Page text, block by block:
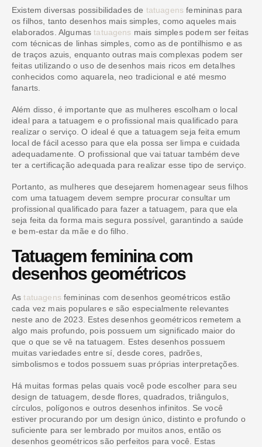
Existem diversas possibilidades de tatuagens femininas para
os filhos, tanto desenhos mais simples, como aqueles mais
elaborados. Algumastatuagens mais simples podem ser feitas
com técnicas de linhas simples, como as de pontilhismo e as
de traços azuis, enquanto outras mais complexas podem ser
feitas utilizando o uso de desenhos mais ricos em detalhes
conhecidos como aquarela, neo tradicional e até mesmo
fanarts.
Além disso, é importante que as mulheres escolham o local
ideal para a tatuagem e o profissional mais qualificado para
realizar o serviço. O ideal é que a tatuagem seja feita emum
local de fácil acesso para que ela possa ser limpa e cuidada
adequadamente. O profissional que vai tatuar também deve
ter a certificação adequada para realizar esse tipo de serviço.
Portanto, as mulheres que desejarem homenagear seus filhos
com uma tatuagem devem sempre procurar consultar um
profissional qualificado para fazer a tatuagem, para que ela
seja feita da forma mais segura possível, garantindo a saúde
e bem-estar da mãe e do filho.
Tatuagem feminina com
desenhos geométricos
Astatuagens femininas com desenhos geométricos estão
cada vez mais populares e são especialmente relevantes
neste ano de 2023. Estes desenhos geométricos remetem a
algo mais profundo, pois possuem um significado maior do
que o que se vê na tatuagem. Estes desenhos possuem
muitas variedades entre sí, desde cores, padrões,
simbolismos e todos possuem suas próprias interpretações.
Há muitas formas pelas quais você pode escolher para seu
design de tatuagem, desde flores, quadrados, triângulos,
círculos, polígonos e outros desenhos infinitos. Se você
estiver procurando por um design único, distinto e profundo o
suficiente para ser lembrado por muitos anos, então os
desenhos geométricos são perfeitos para você. Estas